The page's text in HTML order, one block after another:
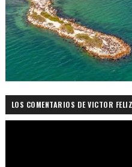
LOS COMENTARIOS DE VICTOR